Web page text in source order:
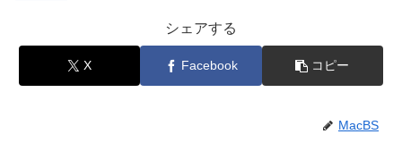
シェアする
X Facebook コピー
MacBS